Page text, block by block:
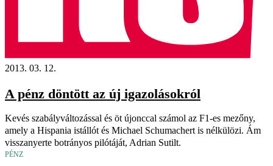
2013. 03. 12.
A pénz döntött az új igazolásokról
Kevés szabályváltozással és öt újonccal számol az F1-es mezőny,
amely a Hispania istállót és Michael Schumachert is nélkülözi. Ám
visszanyerte botrányos pilótáját, Adrian Sutilt.
PÉNZ